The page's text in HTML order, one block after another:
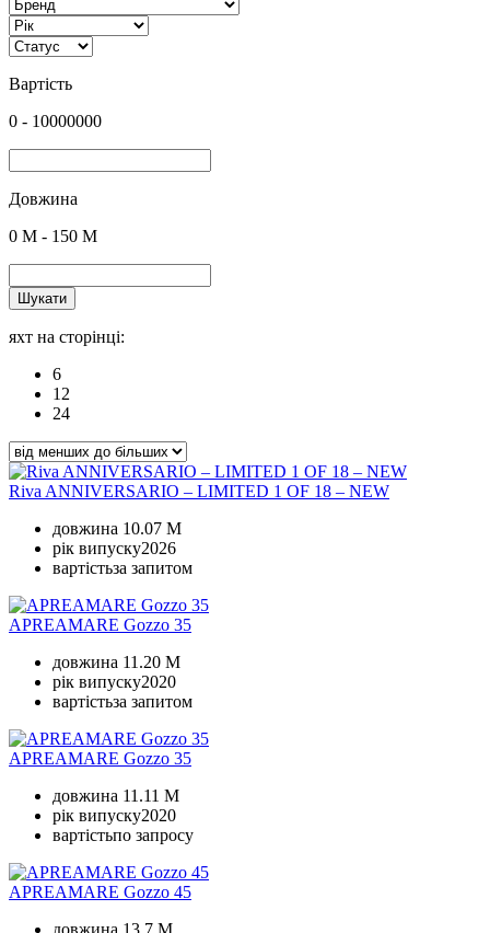
Вартість
0 - 10000000
Довжина
0 M - 150 M
Шукати
яхт на сторінці:
6
12
24
Riva ANNIVERSARIO – LIMITED 1 OF 18 – NEW
довжина 10.07 M
рік випуску2026
вартістьза запитом
APREAMARE Gozzo 35
довжина 11.20 M
рік випуску2020
вартістьза запитом
APREAMARE Gozzo 35
довжина 11.11 M
рік випуску2020
вартістьпо запросу
APREAMARE Gozzo 45
довжина 13.7 M